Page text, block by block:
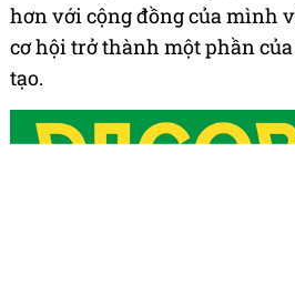
hơn với cộng đồng của mình
cơ hội trở thành một phần
tạo.